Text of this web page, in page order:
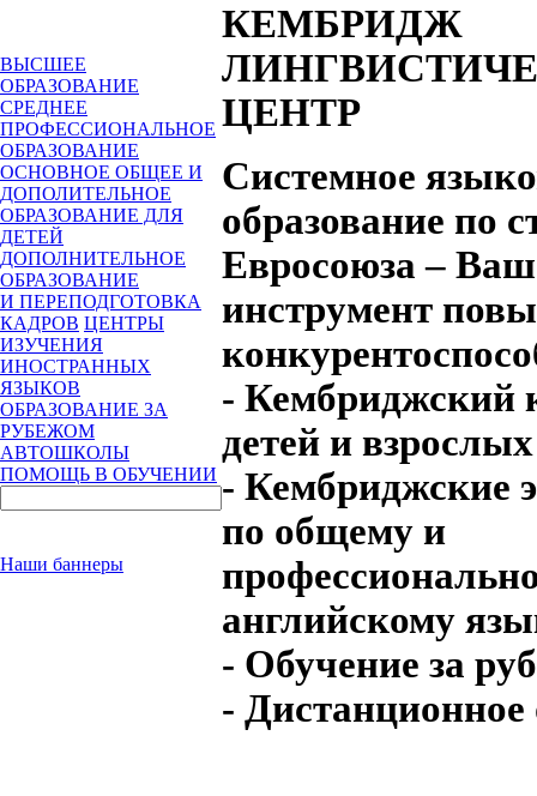
ВЫСШЕЕ
ОБРАЗОВАНИЕ
СРЕДНЕЕ
ПРОФЕССИОНАЛЬНОЕ
ОБРАЗОВАНИЕ
ОСНОВНОЕ ОБЩЕЕ И
ДОПОЛИТЕЛЬНОЕ
ОБРАЗОВАНИЕ ДЛЯ
ДЕТЕЙ
ДОПОЛНИТЕЛЬНОЕ
ОБРАЗОВАНИЕ
И ПЕРЕПОДГОТОВКА
КАДРОВ ЦЕНТРЫ
ИЗУЧЕНИЯ
ИНОСТРАННЫХ
ЯЗЫКОВ
ОБРАЗОВАНИЕ ЗА
РУБЕЖОМ
АВТОШКОЛЫ
ПОМОЩЬ В ОБУЧЕНИИ
Наши баннеры
КЕМБРИДЖ
ЦЕНТР
Системное
образование по
Евросоюза – Ваш
инструмент
- Кембриджский
детей и взрослых
- Кембриджские
по общему и
английскому
- Обучение за
- Дистанционное